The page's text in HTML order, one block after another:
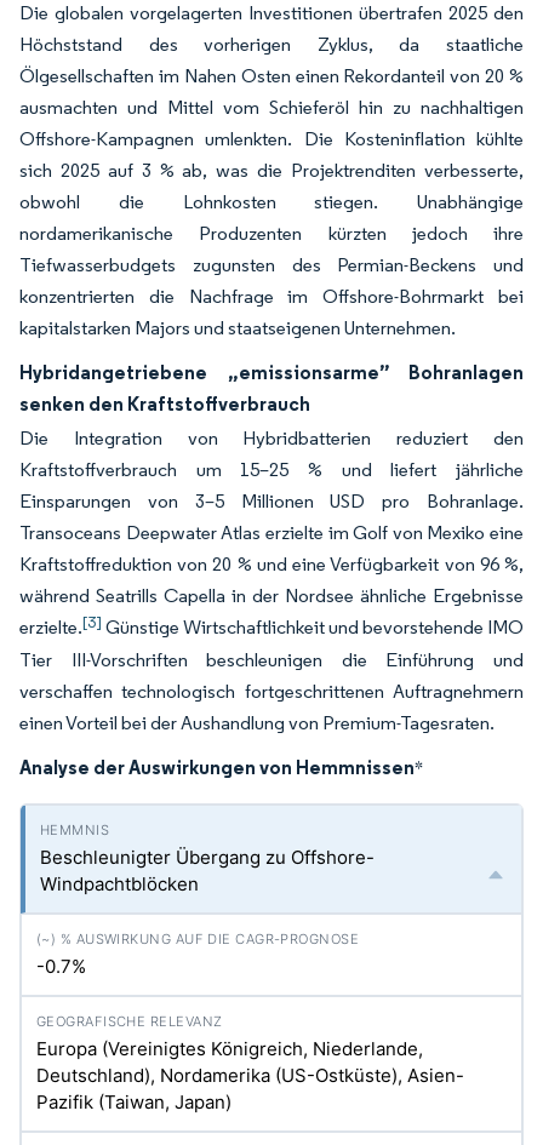
Die globalen vorgelagerten Investitionen übertrafen 2025 den
Höchststand des vorherigen Zyklus, da staatliche
Ölgesellschaften im Nahen Osten einen Rekordanteil von 20 %
ausmachten und Mittel vom Schieferöl hin zu nachhaltigen
Offshore-Kampagnen umlenkten. Die Kosteninflation kühlte
sich 2025 auf 3 % ab, was die Projektrenditen verbesserte,
obwohl die Lohnkosten stiegen. Unabhängige
nordamerikanische Produzenten kürzten jedoch ihre
Tiefwasserbudgets zugunsten des Permian-Beckens und
konzentrierten die Nachfrage im Offshore-Bohrmarkt bei
kapitalstarken Majors und staatseigenen Unternehmen.
Hybridangetriebene „emissionsarme” Bohranlagen
senken den Kraftstoffverbrauch
Die Integration von Hybridbatterien reduziert den
Kraftstoffverbrauch um 15–25 % und liefert jährliche
Einsparungen von 3–5 Millionen USD pro Bohranlage.
Transoceans Deepwater Atlas erzielte im Golf von Mexiko eine
Kraftstoffreduktion von 20 % und eine Verfügbarkeit von 96 %,
während Seatrills Capella in der Nordsee ähnliche Ergebnisse
erzielte.[3] Günstige Wirtschaftlichkeit und bevorstehende IMO
Tier III-Vorschriften beschleunigen die Einführung und
verschaffen technologisch fortgeschrittenen Auftragnehmern
einen Vorteil bei der Aushandlung von Premium-Tagesraten.
Analyse der Auswirkungen von Hemmnissen*
Beschleunigter Übergang zu Offshore-
Windpachtblöcken
-0.7%
Europa (Vereinigtes Königreich, Niederlande,
Deutschland), Nordamerika (US-Ostküste), Asien-
Pazifik (Taiwan, Japan)